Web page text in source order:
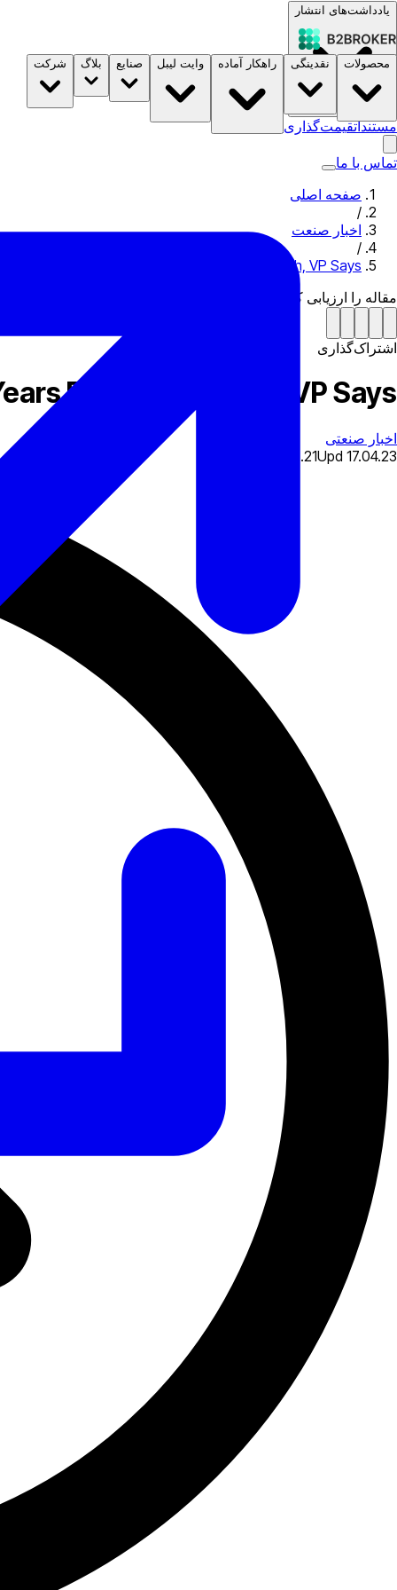
یادداشت‌های انتشار
مستنداتقیمت‌گذاری
محصولات نقدینگی راهکار آماده وایت لیبل صنایع بلاگ شرکت
تماس با ما
صفحه اصلی
/
اخبار صنعت
/
App Would Take 6 Years For a Full Launch, VP Says
مقاله را ارزیابی کن
اشتراک‌گذاری
For a Full Launch, VP Says
اخبار صنعتی
26.12.21Upd 17.04.23